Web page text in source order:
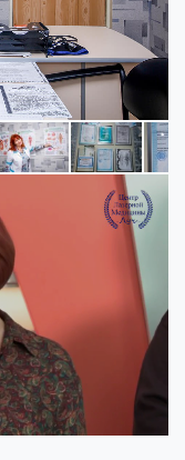
Перезвоните в